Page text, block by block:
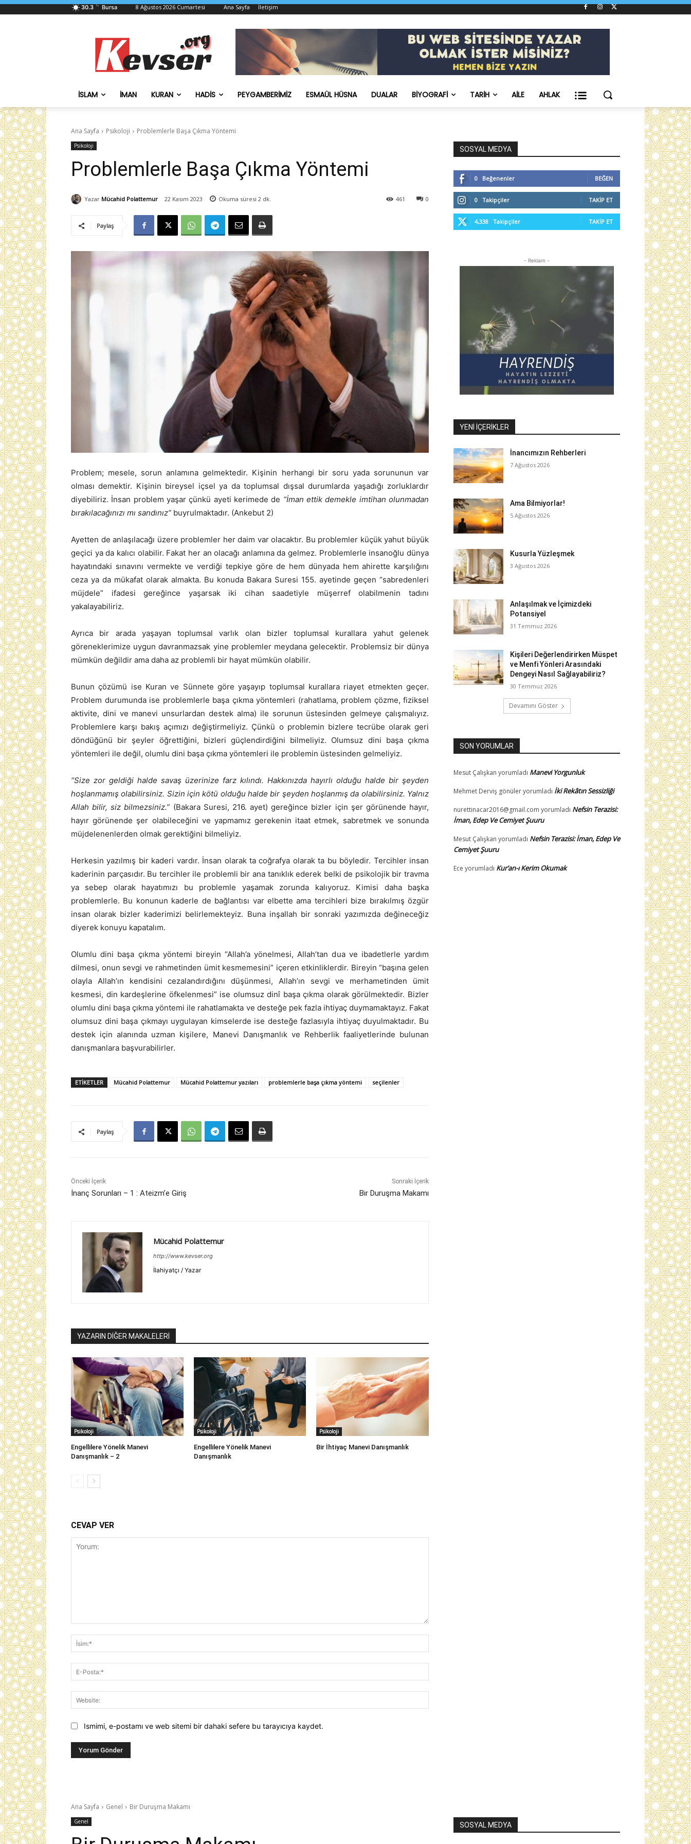
30.3 C Bursa 8 Ağustos 2026 Cumartesi Ana Sayfa İletişim
İSLAM İMAN KURAN HADIS PEYGAMBERIMIZ ESMAÜL HÜSNA DUALAR BIYOGRAFI TARIH AILE AHLAK
Ana Sayfa Psikoloji Problemlerle Başa Çıkma Yöntemi
Psikoloji
Problemlerle Başa Çıkma Yöntemi
Yazar Mücahid Polattemur 22 Kasım 2023 Okuma süresi 2 dk. 0
461
Paylaş
Problem; mesele, sorun anlamına gelmektedir. Kişinin herhangi bir soru yada sorununun var
olması demektir. Kişinin bireysel içsel ya da toplumsal dışsal durumlarda yaşadığı zorluklardır
diyebiliriz. İnsan problem yaşar çünkü ayeti kerimede de “İman ettik demekle imtihan olunmadan
bırakılacağınızı mı sandınız” buyrulmaktadır. (Ankebut 2)
Ayetten de anlaşılacağı üzere problemler her daim var olacaktır. Bu problemler küçük yahut büyük
geçici ya da kalıcı olabilir. Fakat her an olacağı anlamına da gelmez. Problemlerle insanoğlu dünya
hayatındaki sınavını vermekte ve verdiği tepkiye göre de hem dünyada hem ahirette karşılığını
ceza ya da mükafat olarak almakta. Bu konuda Bakara Suresi 155. ayetinde geçen “sabredenleri
müjdele” ifadesi gereğince yaşarsak iki cihan saadetiyle müşerref olabilmenin tadını
yakalayabiliriz.
Ayrıca bir arada yaşayan toplumsal varlık olan bizler toplumsal kurallara yahut gelenek
göreneklerimize uygun davranmazsak yine problemler meydana gelecektir. Problemsiz bir dünya
mümkün değildir ama daha az problemli bir hayat mümkün olabilir.
Bunun çözümü ise Kuran ve Sünnete göre yaşayıp toplumsal kurallara riayet etmekten geçer.
Problem durumunda ise problemlerle başa çıkma yöntemleri (rahatlama, problem çözme, fiziksel
aktivite, dini ve manevi unsurlardan destek alma) ile sorunun üstesinden gelmeye çalışmalıyız.
Problemlere karşı bakış açımızı değiştirmeliyiz. Çünkü o problemin bizlere tecrübe olarak geri
döndüğünü bir şeyler öğrettiğini, bizleri güçlendirdiğini bilmeliyiz. Olumsuz dini başa çıkma
yöntemleri ile değil, olumlu dini başa çıkma yöntemleri ile problemin üstesinden gelmeliyiz.
“Size zor geldiği halde savaş üzerinize farz kılındı. Hakkınızda hayırlı olduğu halde bir şeyden
hoşlanmamış olabilirsiniz. Sizin için kötü olduğu halde bir şeyden hoşlanmış da olabilirsiniz. Yalnız
Allah bilir, siz bilmezsiniz.” (Bakara Suresi, 216. ayet) gereğince bizler için şer görünende hayır,
hayır görünende şer olabileceğini ve yapmamız gerekenin itaat etmek, sabretmek ve sonunda
müjdelenenlerden olmak gerektiğini bilmeliyiz.
Herkesin yazılmış bir kaderi vardır. İnsan olarak ta coğrafya olarak ta bu böyledir. Tercihler insan
kaderinin parçasıdır. Bu tercihler ile problemli bir ana tanıklık ederek belki de psikolojik bir travma
ya sebep olarak hayatımızı bu problemle yaşamak zorunda kalıyoruz. Kimisi daha başka
problemlerle. Bu konunun kaderle de bağlantısı var elbette ama tercihleri bize bırakılmış özgür
insan olarak bizler kaderimizi belirlemekteyiz. Buna inşallah bir sonraki yazımızda değineceğiz
diyerek konuyu kapatalım.
Olumlu dini başa çıkma yöntemi bireyin “Allah’a yönelmesi, Allah’tan dua ve ibadetlerle yardım
dilmesi, onun sevgi ve rahmetinden ümit kesmemesini” içeren etkinliklerdir. Bireyin “başına gelen
olayla Allah’ın kendisini cezalandırdığını düşünmesi, Allah’ın sevgi ve merhametinden ümit
kesmesi, din kardeşlerine öfkelenmesi” ise olumsuz dinî başa çıkma olarak görülmektedir. Bizler
olumlu dini başa çıkma yöntemi ile rahatlamakta ve desteğe pek fazla ihtiyaç duymamaktayız. Fakat
olumsuz dini başa çıkmayı uygulayan kimselerde ise desteğe fazlasıyla ihtiyaç duyulmaktadır. Bu
destek için alanında uzman kişilere, Manevi Danışmanlık ve Rehberlik faaliyetlerinde bulunan
danışmanlara başvurabilirler.
ETIKETLER Mücahid Polattemur Mücahid Polattemur yazıları problemlerle başa çıkma yöntemi seçilenler
Paylaş
Önceki İçerik
İnanç Sorunları – 1 : Ateizm’e Giriş
Sonraki İçerik
Bir Duruşma Makamı
Mücahid Polattemur
http://www.kevser.org
İlahiyatçı / Yazar
YAZARIN DİĞER MAKALELERİ
Psikoloji
Engellilere Yönelik Manevi
Danışmanlık – 2
Psikoloji
Engellilere Yönelik Manevi
Danışmanlık
Psikoloji
Bir İhtiyaç Manevi Danışmanlık
CEVAP VER
Posta:*
Ismimi, e-postamı ve web sitemi bir dahaki sefere bu tarayıcıya kaydet.
SOSYAL MEDYA
0 Beğenenler BEĞEN
0 Takipçiler TAKIP ET
4,338 Takipçiler TAKIP ET
- Reklam -
YENI İÇERIKLER
İnancımızın Rehberleri
7 Ağustos 2026
Ama Bilmiyorlar!
5 Ağustos 2026
Kusurla Yüzleşmek
3 Ağustos 2026
Anlaşılmak ve İçimizdeki
Potansiyel
31 Temmuz 2026
Kişileri Değerlendirirken Müspet
ve Menfi Yönleri Arasındaki
Dengeyi Nasıl Sağlayabiliriz?
30 Temmuz 2026
Devamını Göster
SON YORUMLAR
Mesut Çalışkan yorumladı Manevi Yorgunluk
Mehmet Derviş gönüleryorumladı İki Rekâtın Sessizliği
nurettinacar2016@gmail.com yorumladı Nefsin Terazisi:
İman, Edep Ve Cemiyet Şuuru
Mesut Çalışkan yorumladı Nefsin Terazisi: İman, Edep Ve
Cemiyet Şuuru
Ece yorumladı Kur’an-ı Kerim Okumak